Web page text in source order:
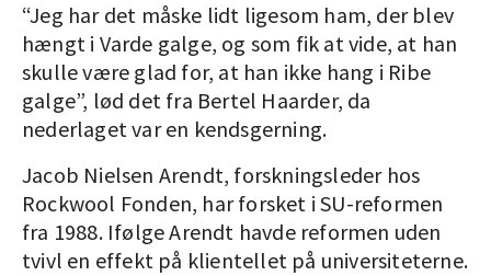
“Jeg har det måske lidt ligesom ham, der blev
hængt i Varde galge, og som fik at vide, at han
skulle være glad for, at han ikke hang i Ribe
galge”, lød det fra Bertel Haarder, da
nederlaget var en kendsgerning.
Jacob Nielsen Arendt, forskningsleder hos
Rockwool Fonden, har forsket i SU-reformen
fra 1988. Ifølge Arendt havde reformen uden
tvivl en effekt på klientellet på universiteterne.